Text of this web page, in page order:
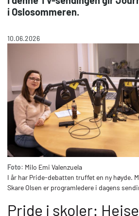
i Oslosommeren.
10.06.2026
Foto: Milo Emi Valenzuela
I år har Pride-debatten truffet en ny høyde.
Skare Olsen er programledere i dagens
Pride i skoler: